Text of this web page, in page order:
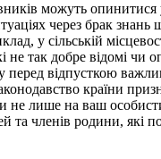
можуть
через брак знань
у сільській
не так добре відомі чи
перед відпусткою
країни
не лише на ваш
та членів родини, які